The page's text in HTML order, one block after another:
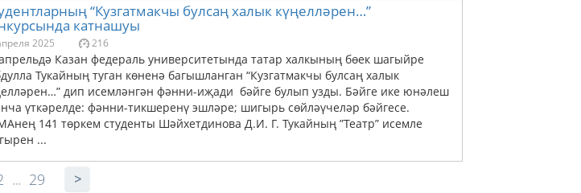
“Кузгатмакчы булсаң халык күңелләрен…”
катнашуы
2025 216
Казан федераль университетында татар халкының бөек шагыйре
Тукайның туган көненә багышланган “Кузгатмакчы булсаң халык
дип исемләнгән фәнни-иҗади бәйге булып узды. Бәйге ике юнәлеш
үткәрелде: фәнни-тикшеренү эшләре; шигырь сөйләүчеләр бәйгесе.
141 төркем студенты Шәйхетдинова Д.И. Г. Тукайның ”Театр” исемле
...
… 29